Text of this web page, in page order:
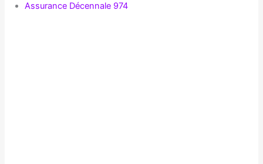
Assurance Décennale 974